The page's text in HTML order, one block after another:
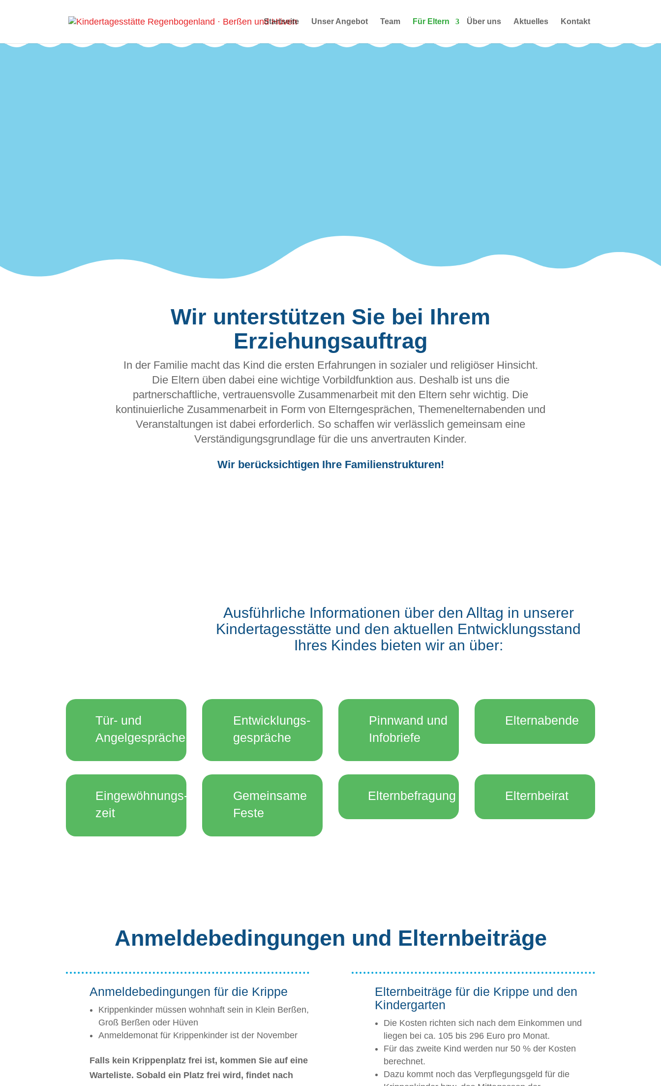
Startseite Unser Angebot Team Für Eltern Über uns Aktuelles Kontakt
Wir unterstützen Sie bei Ihrem
Erziehungsauftrag
In der Familie macht das Kind die ersten Erfahrungen in sozialer und religiöser Hinsicht.
Die Eltern üben dabei eine wichtige Vorbildfunktion aus. Deshalb ist uns die
partnerschaftliche, vertrauensvolle Zusammenarbeit mit den Eltern sehr wichtig. Die
kontinuierliche Zusammenarbeit in Form von Elterngesprächen, Themenelternabenden und
Veranstaltungen ist dabei erforderlich. So schaffen wir verlässlich gemeinsam eine
Verständigungsgrundlage für die uns anvertrauten Kinder.
Wir berücksichtigen Ihre Familienstrukturen!
Ausführliche Informationen über den Alltag in unserer
Kindertagesstätte und den aktuellen Entwicklungsstand
Ihres Kindes bieten wir an über:
Tür- und
Angelgespräche
Entwicklungs­­
gespräche
Pinnwand und
Infobriefe
Elternabende
Eingewöhnungs­
zeit
Gemeinsame
Feste
Elternbefragung Elternbeirat
Anmeldebedingungen und Elternbeiträge
Anmeldebedingungen für die Krippe
Krippenkinder müssen wohnhaft sein in Klein Berßen,
Groß Berßen oder Hüven
Anmeldemonat für Krippenkinder ist der November
Falls kein Krippenplatz frei ist, kommen Sie auf eine
Warteliste. Sobald ein Platz frei wird, findet nach
Elternbeiträge für die Krippe und den
Kindergarten
Die Kosten richten sich nach dem Einkommen und
liegen bei ca. 105 bis 296 Euro pro Monat.
Für das zweite Kind werden nur 50 % der Kosten
berechnet.
Dazu kommt noch das Verpflegungsgeld für die